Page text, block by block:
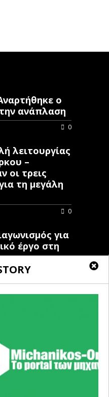
ο
ανάπλαση
0
λειτουργίας
–
οι τρεις
τη μεγάλη
0
για
έργο στη